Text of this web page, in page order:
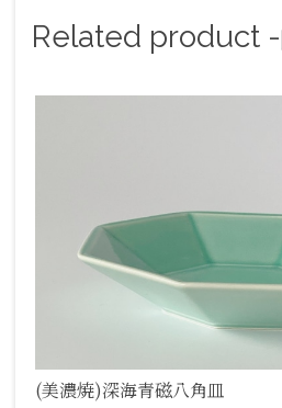
Related product -
(美濃焼)深海青磁八角皿